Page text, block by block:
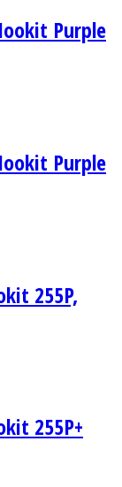
Purple
Purple
255P,
255P+